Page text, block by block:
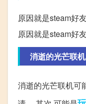
原因就是steam好
原因就是steam好
消逝的光芒联
消逝的光芒联机可